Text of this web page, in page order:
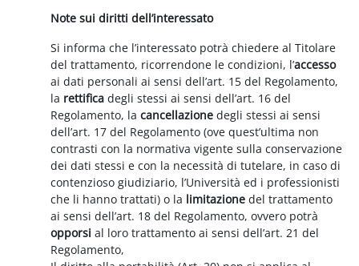
Note sui diritti dell’interessato
Si informa che l’interessato potrà chiedere al Titolare
del trattamento, ricorrendone le condizioni, l’accesso
ai dati personali ai sensi dell’art. 15 del Regolamento,
la rettificadegli stessi ai sensi dell’art. 16 del
Regolamento, lacancellazione degli stessi ai sensi
dell’art. 17 del Regolamento (ove quest’ultima non
contrasti con la normativa vigente sulla conservazione
dei dati stessi e con la necessità di tutelare, in caso di
contenzioso giudiziario, l’Università ed i professionisti
che li hanno trattati) o la limitazione del trattamento
ai sensi dell’art. 18 del Regolamento, ovvero potrà
opporsi al loro trattamento ai sensi dell’art. 21 del
Regolamento,